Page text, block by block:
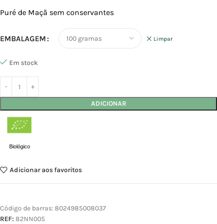
Puré de Maçã sem conservantes
EMBALAGEM Limpar
Em stock
ADICIONAR
Biológico
Adicionar aos favoritos
Código de barras:8024985008037
REF: 82NN005